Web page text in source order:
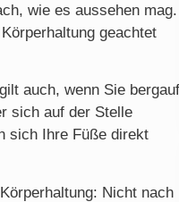
wie es aussehen mag.
geachtet
auch, wenn Sie bergauf
sich auf der Stelle
sich Ihre Füße direkt
Nicht nach